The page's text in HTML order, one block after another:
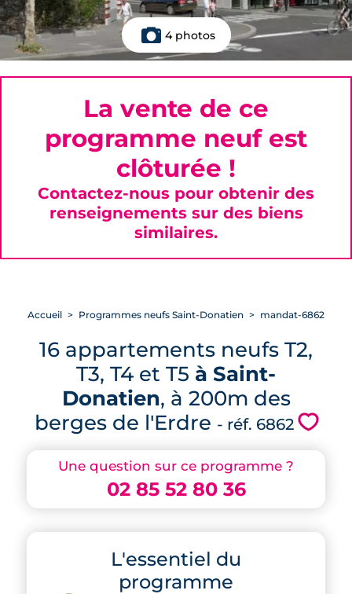
4 photos
Une question sur ce programme ?
02 85 52 80 36
L'essentiel du
programme
Accueil Programmes neufs Saint-Donatien mandat-6862
16 appartements neufs T2,
T3, T4 et T5 à Saint-
Donatien, à 200m des
berges de l'Erdre - réf. 6862 💗
La vente de ce
programme neuf est
clôturée !
Contactez-nous pour obtenir des
renseignements sur des biens
similaires.